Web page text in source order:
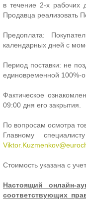
в течение 2-х рабочих
Продавца реализовать
Предоплата:
календарных дней с
Период поставки: не
единовременной 100%-
Фактическое
09:00 дня его закрытия.
По вопросам осмотра
Главному
Стоимость указана с
Настоящий онлайн-
соответствующих